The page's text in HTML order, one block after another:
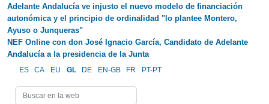
Adelante Andalucía ve injusto el nuevo modelo de financiación
autonómica y el principio de ordinalidad "lo plantee Montero,
Ayuso o Junqueras"
NEF Online con don José Ignacio García, Candidato de Adelante
Andalucía a la presidencia de la Junta
ES CA EU GL DE EN-GB FR PT-PT